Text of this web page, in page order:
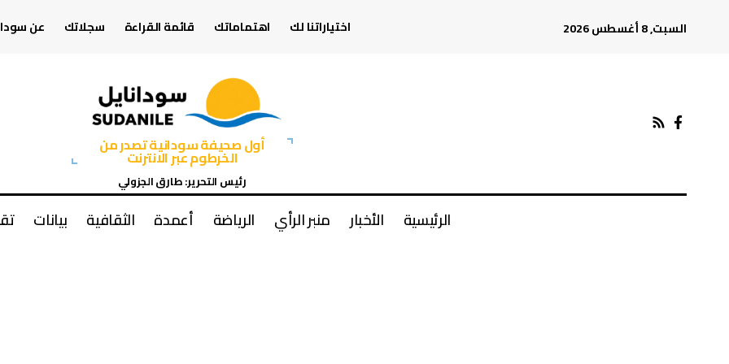
السبت, 8 أغسطس 2026 اختياراتنا لك اهتماماتك قائمة القراءة سجلاتك عن
أول صحيفة سودانية تصدر من
الخرطوم عبر الانترنت
رئيس التحرير: طارق الجزولي
الرئيسية الأخبار منبر الرأي الرياضة أعمدة الثقافية بيانات